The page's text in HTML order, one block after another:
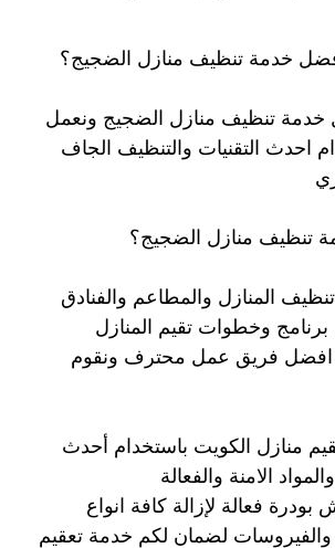
خدمة تنظيف منازل الضجيج؟
خدمة تنظيف منازل الضجيج ونعمل
احدث التقنيات والتنظيف الجاف
تنظيف منازل الضجيج؟
المنازل والمطاعم والفنادق
وخطوات تقيم المنازل
افضل فريق عمل محترف ونقوم
منازل الكويت باستخدام أحدث
الامنة والفعالة
بودرة فعالة لإزالة كافة انواع
والفيروسات لضمان لكم خدمة تعقيم